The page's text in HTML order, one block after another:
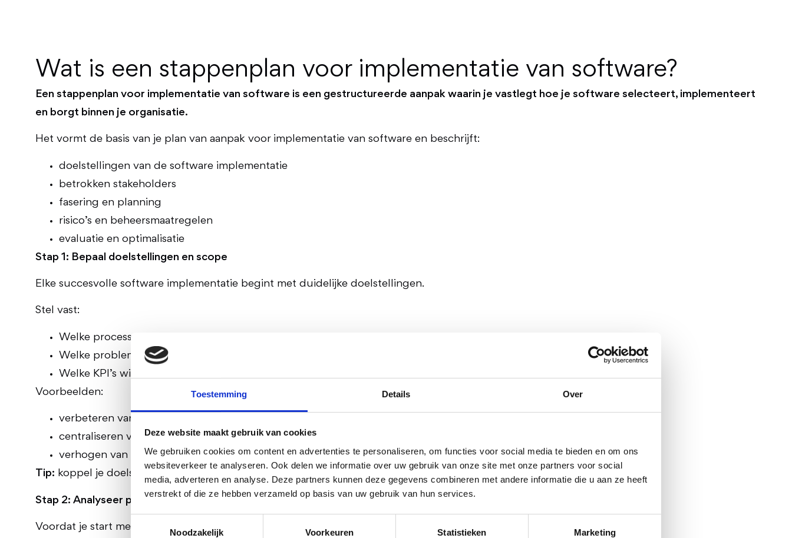
Toestemming Details Over
Deze website maakt gebruik van cookies
We gebruiken cookies om content en advertenties te personaliseren, om functies voor social media te bieden en om ons
websiteverkeer te analyseren. Ook delen we informatie over uw gebruik van onze site met onze partners voor social
media, adverteren en analyse. Deze partners kunnen deze gegevens combineren met andere informatie die u aan ze heeft
verstrekt of die ze hebben verzameld op basis van uw gebruik van hun services.
Noodzakelijk
Voorkeuren Statistieken Marketing
Wat is een stappenplan voor implementatie van software?
Een stappenplan voor implementatie van software is een gestructureerde aanpak waarin je vastlegt hoe je software selecteert, implementeert
en borgt binnen je organisatie.
Het vormt de basis van je plan van aanpak voor implementatie van software en beschrijft:
doelstellingen van de software implementatie
betrokken stakeholders
fasering en planning
risico’s en beheersmaatregelen
evaluatie en optimalisatie
Stap 1: Bepaal doelstellingen en scope
Elke succesvolle software implementatie begint met duidelijke doelstellingen.
Stel vast:
Welke processen wil je verbeteren?
Welke problemen moet de implementatie van software oplossen?
Welke KPI’s wil je meten?
Voorbeelden:
verbeteren van incidentregistratie
centraliseren vandocumentbeheer
verhogen van compliance met ISO-normen
Tip: koppel je doelstellingen direct aan je om continue verbetering te waarborgen.
Stap 2: Analyseer processen en requirements
Voordat je start met de implementatie van software, is inzicht in je huidige situatie essentieel.